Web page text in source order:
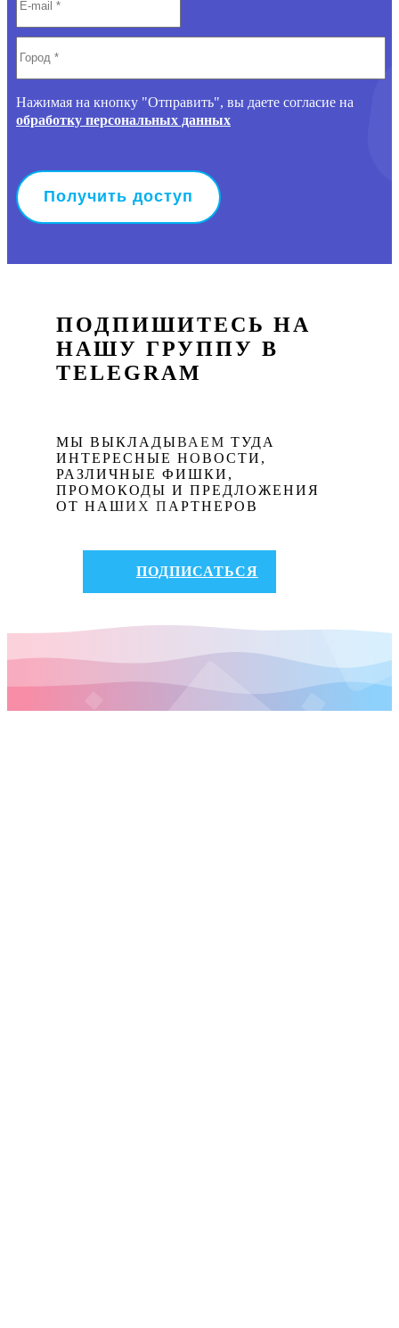
Нажимая на кнопку "Отправить", вы даете согласие на
обработку персональных данных
ПОДПИШИТЕСЬ НА
НАШУ ГРУППУ В
TELEGRAM
МЫ ВЫКЛАДЫВАЕМ ТУДА
ИНТЕРЕСНЫЕ НОВОСТИ,
РАЗЛИЧНЫЕ ФИШКИ,
ПРОМОКОДЫ И ПРЕДЛОЖЕНИЯ
ОТ НАШИХ ПАРТНЕРОВ
ПОДПИСАТЬСЯ